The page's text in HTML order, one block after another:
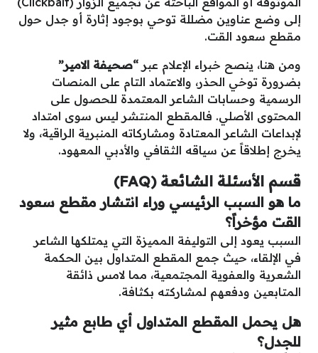
إلى وضع عناوين مضللة توحي بوجود إثارة أو جدل حول
مقطع سعود القت.
ومن هنا، ينصح خبراء الإعلام عبر “صحيفة الامير”
بضرورة توخي الحذر، والاعتماد التام على المنصات
الرسمية وحسابات الشاعر المعتمدة للحصول على
المحتوى الأصلي. فالمقطع المنتشر ليس سوى امتداد
لإبداعات الشاعر المعتادة ومشاركاته المنبرية الراقية، ولا
يخرج إطلاقاً عن سياقه الثقافي والأدبي المعهود.
قسم الأسئلة الشائعة (FAQ)
ما هو السبب الرئيسي وراء انتشار مقطع سعود
القت مؤخراً؟
السبب يعود إلى التوليفة المميزة التي يمتلكها الشاعر
في الإلقاء، حيث جمع المقطع المتداول بين الحكمة
الشعرية والعفوية المجتمعية، مما لامس ذائقة
المتابعين ودفعهم لمشاركته بكثافة.
هل يحمل المقطع المتداول أي طابع مثير
للجدل؟